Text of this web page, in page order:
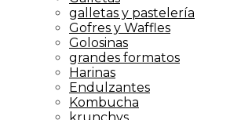
galletas y pastelería
Gofres y Waffles
Golosinas
grandes formatos
Harinas
Endulzantes
Kombucha